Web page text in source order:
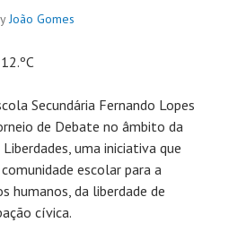
João Gomes
Secundária Fernando Lopes
de Debate no âmbito da
uma iniciativa que
escolar para a
humanos, da liberdade de
cívica.